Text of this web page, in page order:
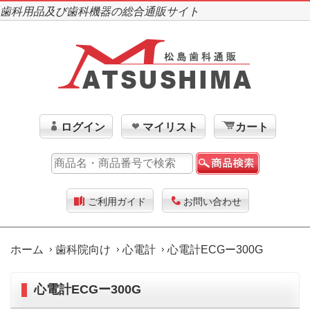
歯科用品及び歯科機器の総合通販サイト
ログイン マイリスト カート
ご利用ガイド お問い合わせ
ホーム 歯科院向け 心電計 心電計ECGー300G
心電計ECGー300G